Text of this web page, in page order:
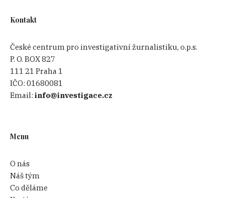
Kontakt
České centrum pro investigativní žurnalistiku, o.p.s.
P. O. BOX 827
111 21 Praha 1
IČO:01680081
Email:info@investigace.cz
Menu
O nás
Náš tým
Co děláme